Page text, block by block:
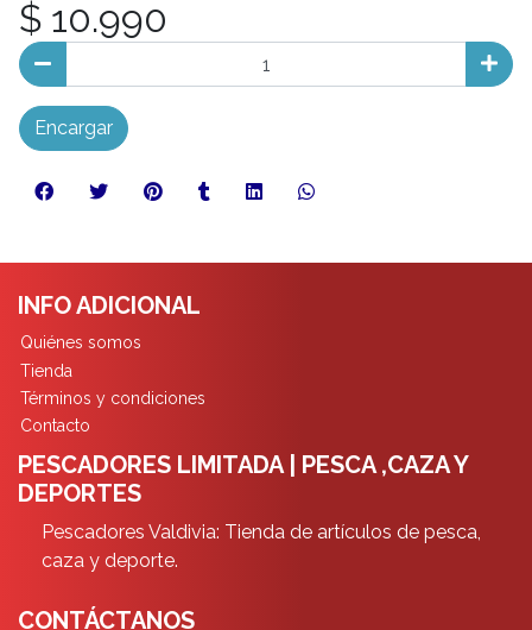
$ 10.990
Encargar
INFO ADICIONAL
Quiénes somos
Tienda
Términos y condiciones
Contacto
PESCADORES LIMITADA | PESCA ,CAZA Y
DEPORTES
Pescadores Valdivia: Tienda de artículos de pesca,
caza y deporte.
CONTÁCTANOS